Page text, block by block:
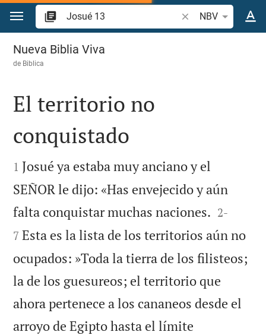
Ir a un contenido
Buscar versículo
NBV
Josué 13
Nueva Biblia Viva
de Biblica

El territorio no
conquistado

1 Josué ya estaba muy anciano y el
SEÑOR le dijo: «Has envejecido y aún
falta conquistar muchas naciones. 

2-
7 Esta es la lista de los territorios aún no
ocupados: »Toda la tierra de los filisteos;
la de los guesureos; el territorio que
ahora pertenece a los cananeos desde el
arroyo de Egipto hasta el límite